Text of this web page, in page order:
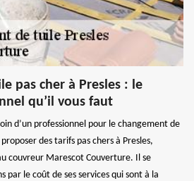
pas cher à Presles : le
qu’il vous faut
d’un professionnel pour le changement de
des tarifs pas chers à Presles,
couvreur Marescot Couverture. Il se
par le coût de ses services qui sont à la